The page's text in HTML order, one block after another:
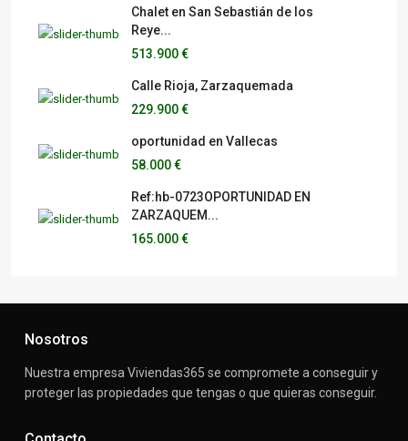
Chalet en San Sebastián de los
Reye...
513.900 €
Calle Rioja, Zarzaquemada
229.900 €
oportunidad en Vallecas
58.000 €
Ref:hb-0723OPORTUNIDAD EN
ZARZAQUEM...
165.000 €
Nosotros
Nuestra empresa Viviendas365 se compromete a conseguir y
proteger las propiedades que tengas o que quieras conseguir.